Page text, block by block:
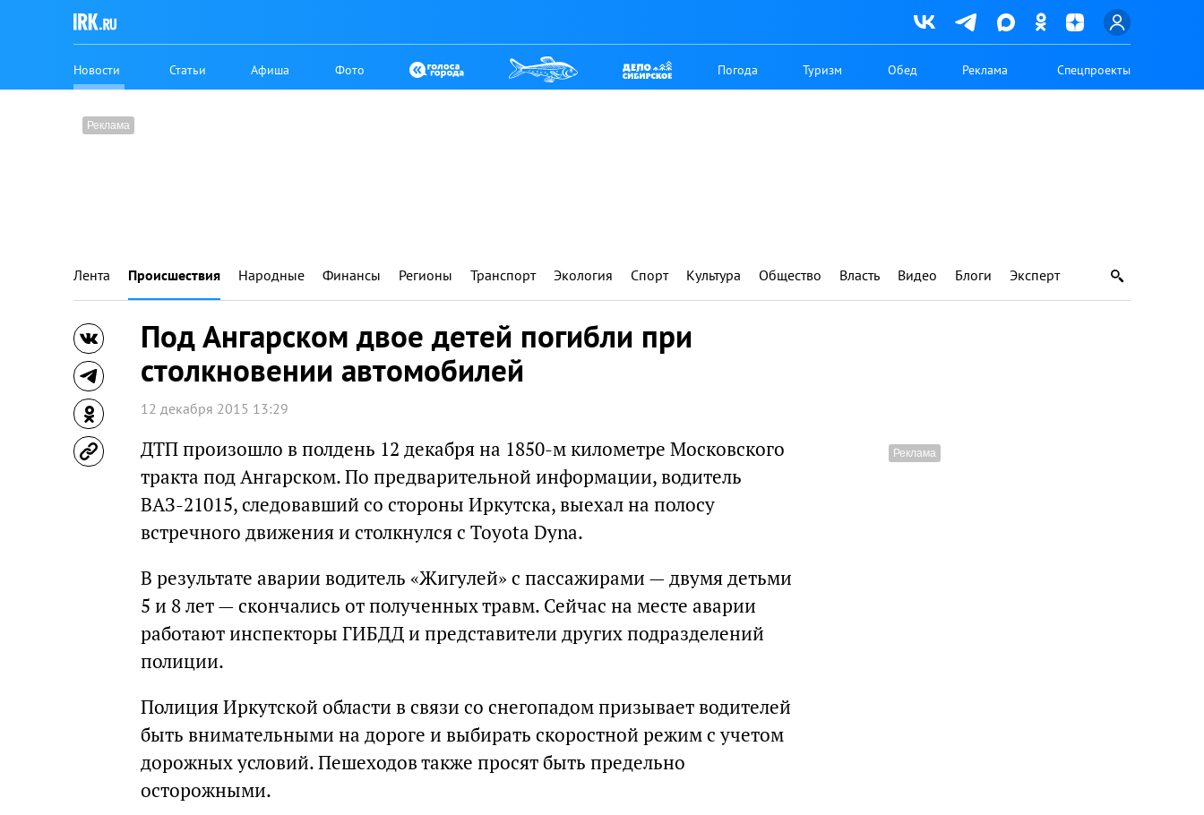
Новости Статьи Афиша Фото Погода Туризм Обед Реклама Спецпроекты
Лента Происшествия Народные Финансы Регионы Транспорт Экология Спорт Культура Общество Власть Видео Блоги Эксперт
Под Ангарском двое детей погибли при
столкновении автомобилей
12 декабря 2015 13:29
ДТП произошло в полдень 12 декабря на 1850-м километре Московского
тракта под Ангарском. По предварительной информации, водитель
ВАЗ-21015, следовавший со стороны Иркутска, выехал на полосу
встречного движения и столкнулся с Toyota Dyna.
В результате аварии водитель «Жигулей» с пассажирами — двумя детьми
5 и 8 лет — скончались от полученных травм. Сейчас на месте аварии
работают инспекторы ГИБДД и представители других подразделений
полиции.
Полиция Иркутской области в связи со снегопадом призывает водителей
быть внимательными на дороге и выбирать скоростной режим с учетом
дорожных условий. Пешеходов также просят быть предельно
осторожными.